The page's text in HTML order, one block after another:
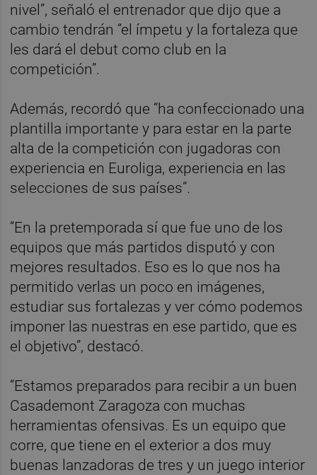
nivel”, señaló el entrenador que dijo que a
cambio tendrán “el ímpetu y la fortaleza que
les dará el debut como club en la
competición”.
Además, recordó que “ha confeccionado una
plantilla importante y para estar en la parte
alta de la competición con jugadoras con
experiencia en Euroliga, experiencia en las
selecciones de sus países”.
“En la pretemporada sí que fue uno de los
equipos que más partidos disputó y con
mejores resultados. Eso es lo que nos ha
permitido verlas un poco en imágenes,
estudiar sus fortalezas y ver cómo podemos
imponer las nuestras en ese partido, que es
el objetivo”, destacó.
“Estamos preparados para recibir a un buen
Casademont Zaragoza con muchas
herramientas ofensivas. Es un equipo que
corre, que tiene en el exterior a dos muy
buenas lanzadoras de tres y un juego interior